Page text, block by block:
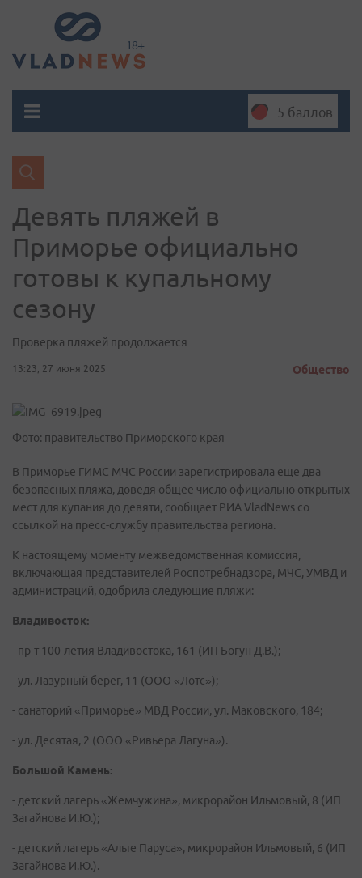
5 баллов
Девять пляжей в
Приморье официально
готовы к купальному
сезону
Проверка пляжей продолжается
13:23, 27 июня 2025 Общество
Фото: правительство Приморского края
В Приморье ГИМС МЧС России зарегистрировала еще два
безопасных пляжа, доведя общее число официально открытых
мест для купания до девяти, сообщает РИА VladNews со
ссылкой на пресс-службу правительства региона.
К настоящему моменту межведомственная комиссия,
включающая представителей Роспотребнадзора, МЧС, УМВД и
администраций, одобрила следующие пляжи:
Владивосток:
- пр-т 100-летия Владивостока, 161 (ИП Богун Д.В.);
- ул. Лазурный берег, 11 (ООО «Лотс»);
- санаторий «Приморье» МВД России, ул. Маковского, 184;
- ул. Десятая, 2 (ООО «Ривьера Лагуна»).
Большой Камень:
- детский лагерь «Жемчужина», микрорайон Ильмовый, 8 (ИП
Загайнова И.Ю.);
- детский лагерь «Алые Паруса», микрорайон Ильмовый, 6 (ИП
Загайнова И.Ю.).